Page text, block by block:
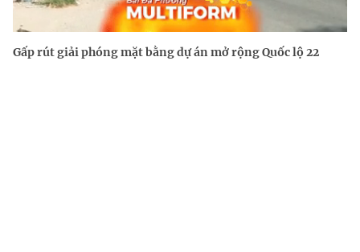
Gấp rút giải phóng mặt bằng dự án mở rộng Quốc lộ 22